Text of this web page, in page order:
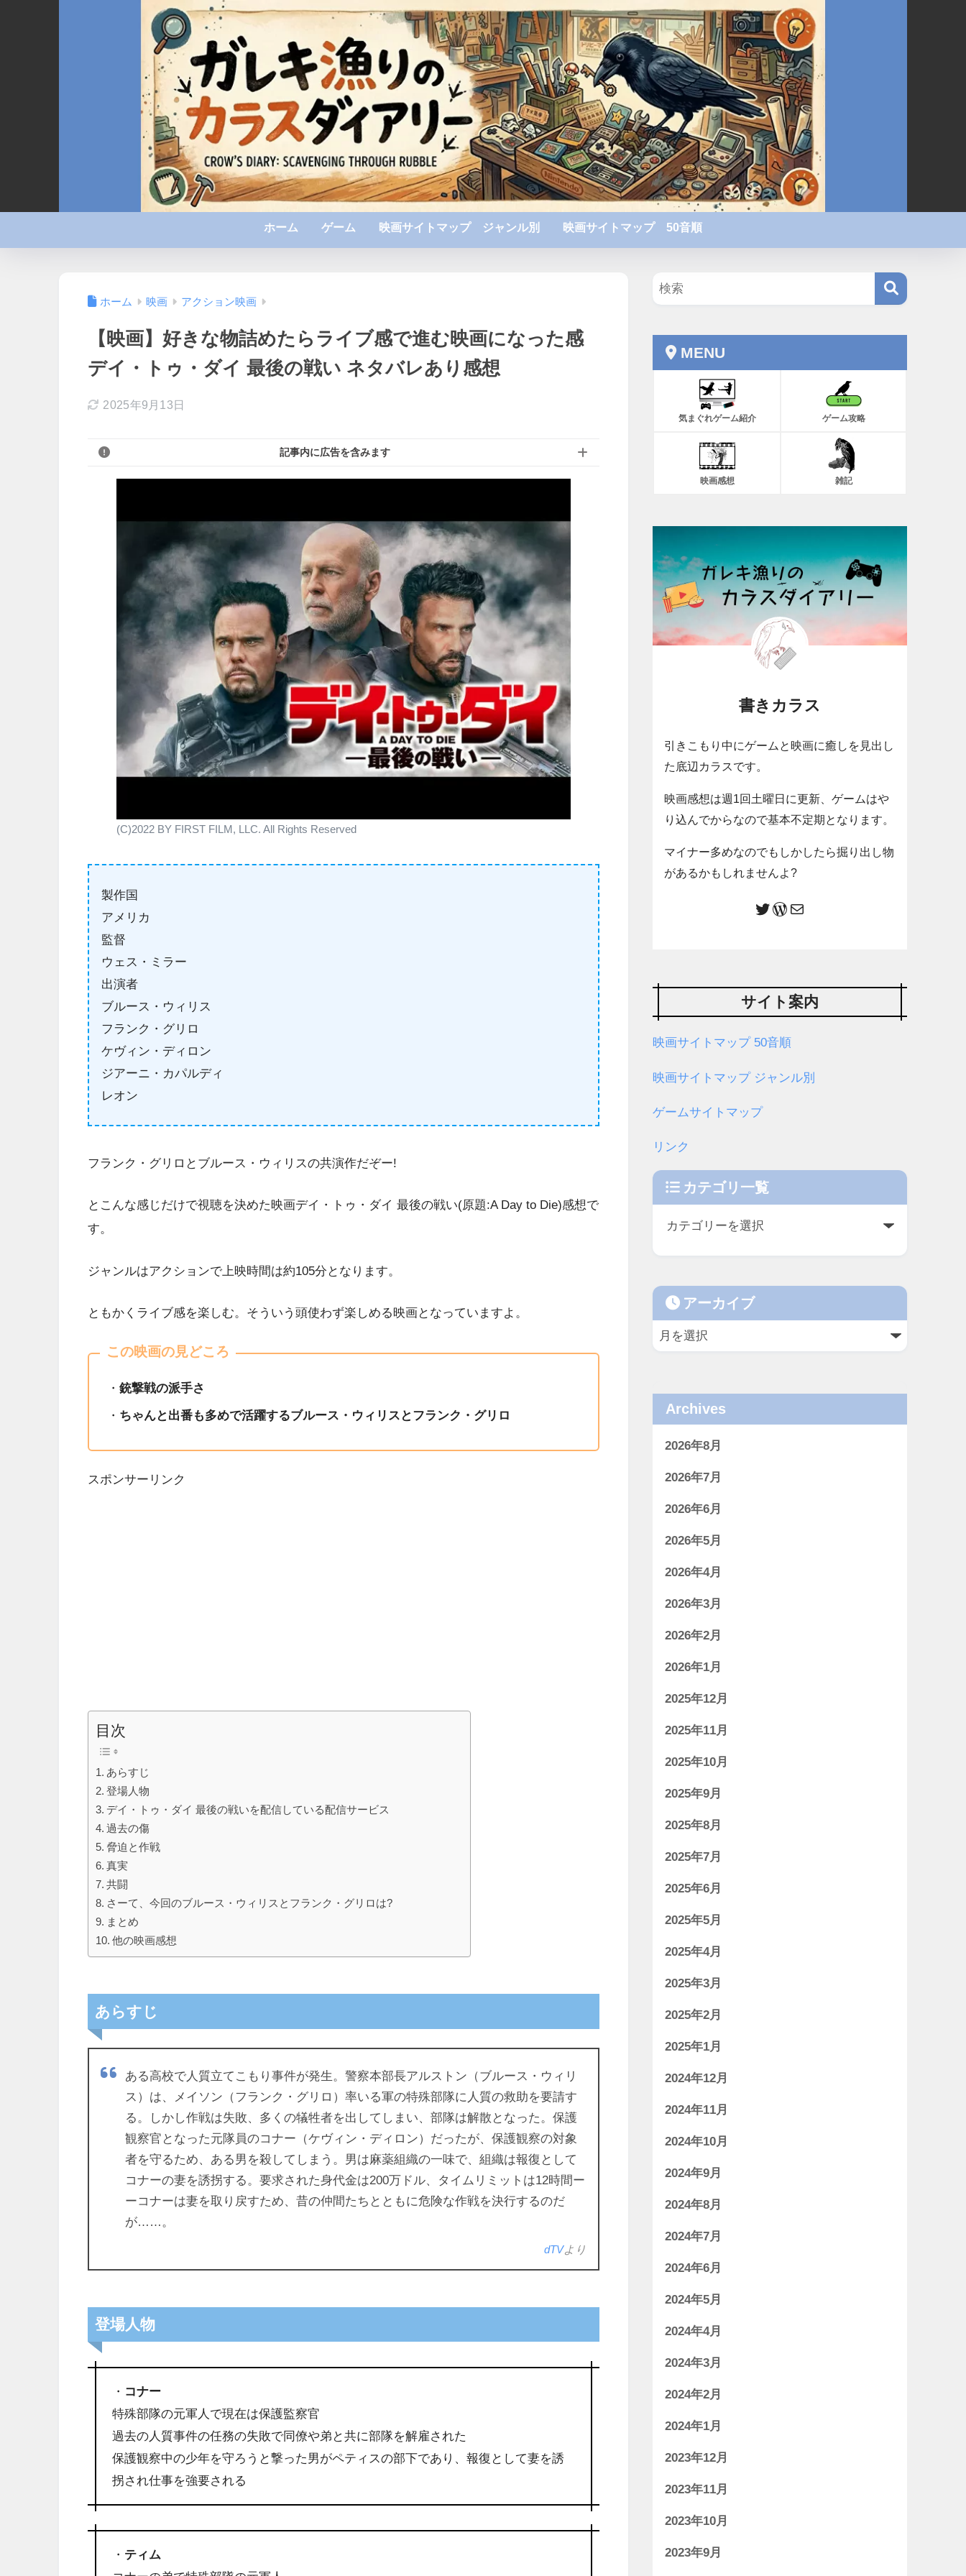
ホーム ゲーム 映画サイトマップ ジャンル別 映画サイトマップ 50音順
ホーム 映画 アクション映画
【映画】好きな物詰めたらライブ感で進む映画になった感
デイ・トゥ・ダイ 最後の戦い ネタバレあり感想
2025年9月13日
記事内に広告を含みます
(C)2022 BY FIRST FILM, LLC. All Rights Reserved
製作国
アメリカ
監督
ウェス・ミラー
出演者
ブルース・ウィリス
フランク・グリロ
ケヴィン・ディロン
ジアーニ・カパルディ
レオン
フランク・グリロとブルース・ウィリスの共演作だぞー!
とこんな感じだけで視聴を決めた映画デイ・トゥ・ダイ 最後の戦い(原題:A Day to Die)感想で
す。
ジャンルはアクションで上映時間は約105分となります。
ともかくライブ感を楽しむ。そういう頭使わず楽しめる映画となっていますよ。
この映画の見どころ
・ 銃撃戦の派手さ
・ ちゃんと出番も多めで活躍するブルース・ウィリスとフランク・グリロ
スポンサーリンク
目次
あらすじ
登場人物
デイ・トゥ・ダイ 最後の戦いを配信している配信サービス
過去の傷
脅迫と作戦
真実
共闘
さーて、今回のブルース・ウィリスとフランク・グリロは?
まとめ
他の映画感想
あらすじ
ある高校で人質立てこもり事件が発生。警察本部長アルストン（ブルース・ウィリ
ス）は、メイソン（フランク・グリロ）率いる軍の特殊部隊に人質の救助を要請す
る。しかし作戦は失敗、多くの犠牲者を出してしまい、部隊は解散となった。保護
観察官となった元隊員のコナー（ケヴィン・ディロン）だったが、保護観察の対象
者を守るため、ある男を殺してしまう。男は麻薬組織の一味で、組織は報復として
コナーの妻を誘拐する。要求された身代金は200万ドル、タイムリミットは12時間ー
ーコナーは妻を取り戻すため、昔の仲間たちとともに危険な作戦を決行するのだ
が……。
dTVより
登場人物
・ コナー
特殊部隊の元軍人で現在は保護監察官
過去の人質事件の任務の失敗で同僚や弟と共に部隊を解雇された
保護観察中の少年を守ろうと撃った男がペティスの部下であり、報復として妻を誘
拐され仕事を強要される
・ ティム
MENU
気まぐれゲーム紹介 ゲーム攻略
映画感想 雑記
書きカラス
引きこもり中にゲームと映画に癒しを見出し
た底辺カラスです。
映画感想は週1回土曜日に更新、ゲームはや
り込んでからなので基本不定期となります。
マイナー多めなのでもしかしたら掘り出し物
があるかもしれませんよ?
サイト案内
映画サイトマップ 50音順
映画サイトマップ ジャンル別
ゲームサイトマップ
リンク
カテゴリ一覧
アーカイブ
Archives
2026年8月
2026年7月
2026年6月
2026年5月
2026年4月
2026年3月
2026年2月
2026年1月
2025年12月
2025年11月
2025年10月
2025年9月
2025年8月
2025年7月
2025年6月
2025年5月
2025年4月
2025年3月
2025年2月
2025年1月
2024年12月
2024年11月
2024年10月
2024年9月
2024年8月
2024年7月
2024年6月
2024年5月
2024年4月
2024年3月
2024年2月
2024年1月
2023年12月
2023年11月
2023年10月
2023年9月